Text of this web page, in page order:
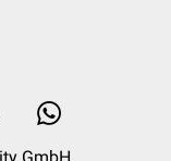
GmbH